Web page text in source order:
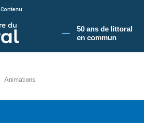
En poursuivant votre navigation sur le site du
Contenu
50 ans de littoral
en commun​
Animations